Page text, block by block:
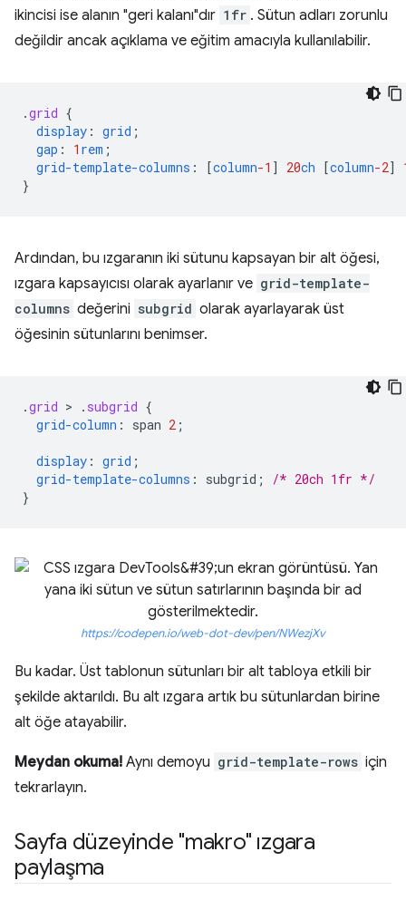
ikincisi ise alanın "geri kalanı"dır 1fr . Sütun adları zorunlu
değildir ancak açıklama ve eğitim amacıyla kullanılabilir.
.grid {
display : grid ;
gap : 1 rem ;
grid-template-columns : [column-1 ] 20ch [column-2]
}
Ardından, bu ızgaranın iki sütunu kapsayan bir alt öğesi,
ızgara kapsayıcısı olarak ayarlanır ve grid-template-
columns değerini subgrid olarak ayarlayarak üst
öğesinin sütunlarını benimser.
.grid > . subgrid {
grid-column : span 2 ;
display : grid ;
grid-template-columns : subgrid ;
/* 20ch 1fr */
}
https://codepen.io/web-dot-dev/pen/NWezjXv
Bu kadar. Üst tablonun sütunları bir alt tabloya etkili bir
şekilde aktarıldı. Bu alt ızgara artık bu sütunlardan birine
alt öğe atayabilir.
Meydan okuma! Aynı demoyu grid-template-rows için
tekrarlayın.
Sayfa düzeyinde "makro" ızgara
paylaşma